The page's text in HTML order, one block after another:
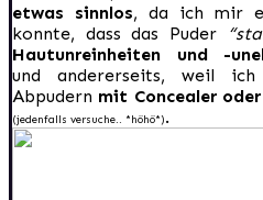
etwas sinnlos, da ich mir
konnte, dass das Puder
Hautunreinheiten und -
und andererseits, weil
Abpudern mit Concealer oder
(jedenfalls versuche.. *höhö*).